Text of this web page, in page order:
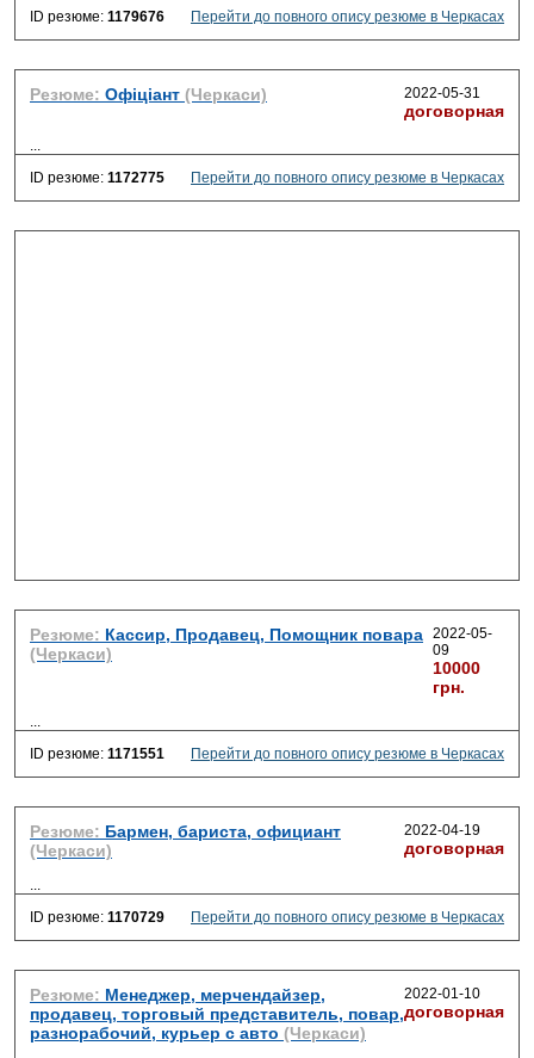
ID резюме: 1179676 Перейти до повного опису резюме в Черкасах
Резюме: Офіціант (Черкаси) 2022-05-31
договорная
...
ID резюме: 1172775 Перейти до повного опису резюме в Черкасах
Резюме: Кассир, Продавец, Помощник повара
(Черкаси)
2022-05-
09
10000
грн.
...
ID резюме: 1171551 Перейти до повного опису резюме в Черкасах
Резюме: Бармен, бариста, официант
(Черкаси)
2022-04-19
договорная
...
ID резюме: 1170729 Перейти до повного опису резюме в Черкасах
Резюме: Менеджер, мерчендайзер,
продавец, торговый представитель, повар,
разнорабочий, курьер с авто (Черкаси)
2022-01-10
договорная